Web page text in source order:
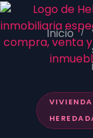
Inicio /